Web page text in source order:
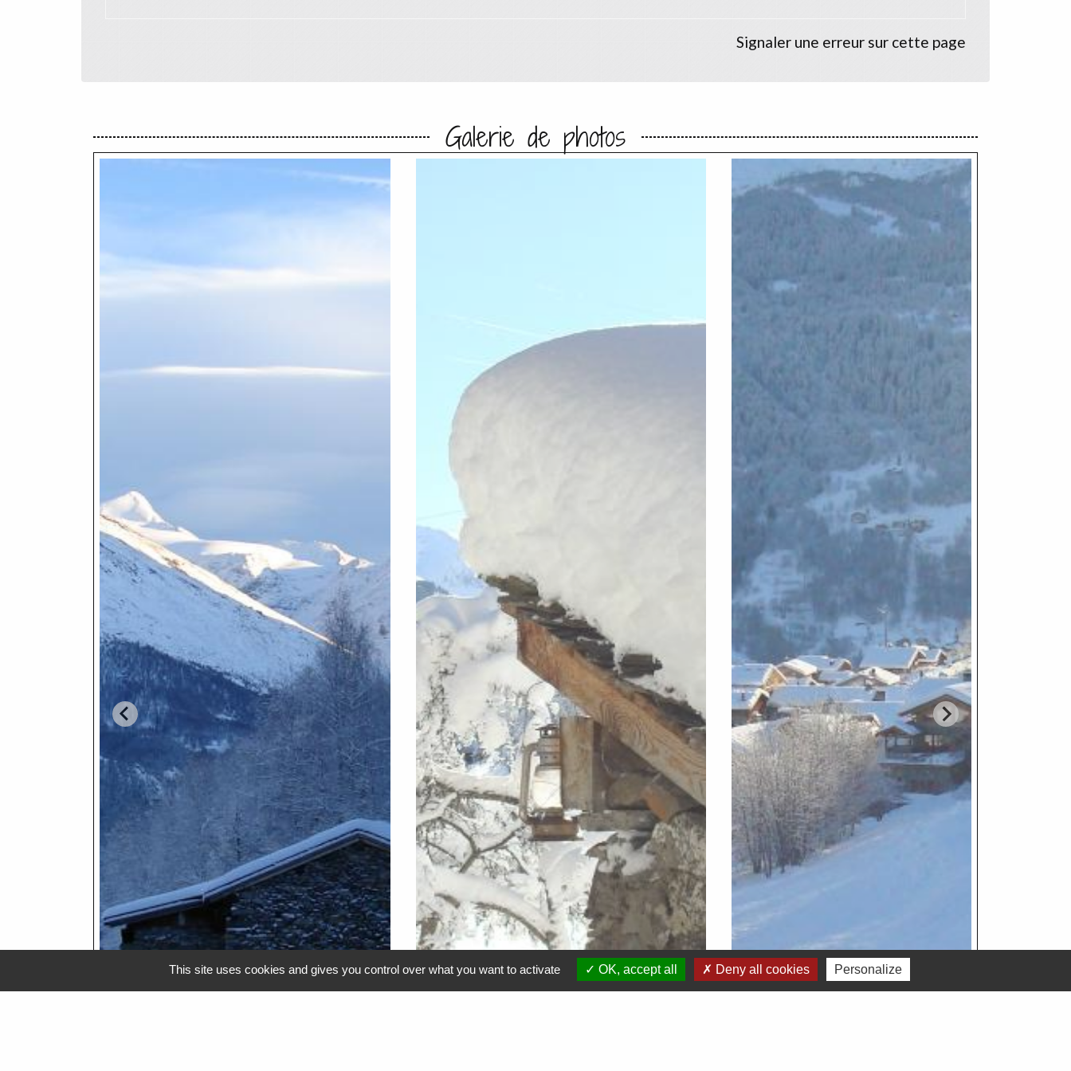
Signaler une erreur sur cette page
Galerie de photos
This site uses cookies and gives you control over what you want to activate OK, accept all Deny all cookies Personalize